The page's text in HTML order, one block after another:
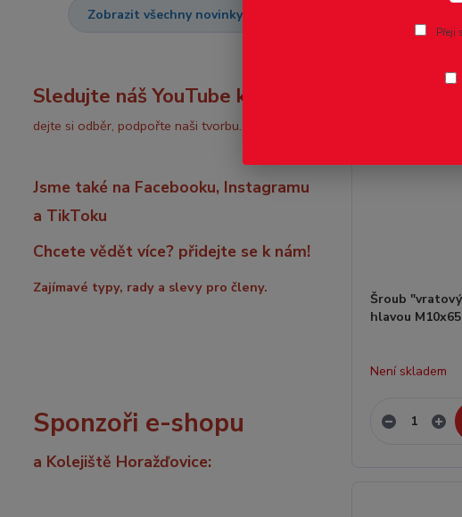
Zobrazit všechny novinky
Sledujte náš YouTube kanál:
dejte si odběr, podpořte naši tvorbu.
Jsme také na Facebooku, Instagramu
a TikToku
Chcete vědět více? přidejte se k nám!
Zajímavé typy, rady a slevy pro členy.
Sponzoři e-shopu
a Kolejiště Horažďovice:
Šroub
hlavou
Není skladem
Přeji